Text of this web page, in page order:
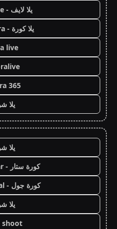
يلا لايف - yalla live
يلا كورة - yallakora
live
365
يلا
يلا
كورة ستار - koora-star
كورة جول - koora-goal
يلا
shoot